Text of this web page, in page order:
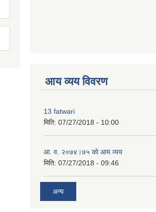
आय व्यय विवरण
13 fatwari
मिति: 07/27/2018 - 10:00
आ‍. व. २०७४।७५ काे आय व्यय
मिति: 07/27/2018 - 09:46
अन्य